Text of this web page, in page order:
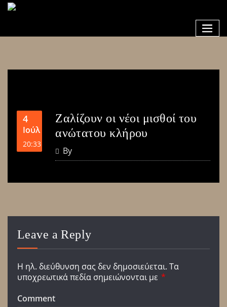
4
Ιούλ
20:33
Ζαλίζουν οι νέοι μισθοί του
ανώτατου κλήρου
By
Leave a Reply
Η ηλ. διεύθυνση σας δεν δημοσιεύεται. Τα
υποχρεωτικά πεδία σημειώνονται με *
Comment